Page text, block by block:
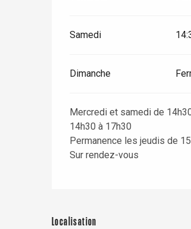
Samedi
Dimanche
Mercredi et samedi de
14h30 à 17h30
Permanence les jeudis de
Sur rendez-vous
Localisation